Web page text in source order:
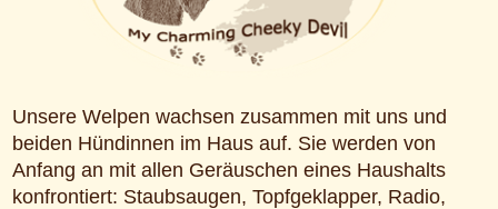
Unsere Welpen wachsen zusammen mit uns und
beiden Hündinnen im Haus auf. Sie werden von
Anfang an mit allen Geräuschen eines Haushalts
konfrontiert: Staubsaugen, Topfgeklapper, Radio,